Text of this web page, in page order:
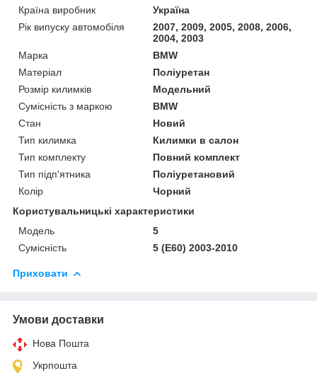
Країна виробник
Україна
Рік випуску автомобіля
2007, 2009, 2005, 2008, 2006,
2004, 2003
Марка
BMW
Матеріал
Поліуретан
Розмір килимків
Модельний
Сумісність з маркою
BMW
Стан
Новий
Тип килимка
Килимки в салон
Тип комплекту
Повний комплект
Тип підп'ятника
Поліуретановий
Колір
Чорний
Користувальницькі характеристики
Мoдель
5
Сумісність
5 (E60) 2003-2010
Приховати
Умови доставки
Нова Пошта
Укрпошта